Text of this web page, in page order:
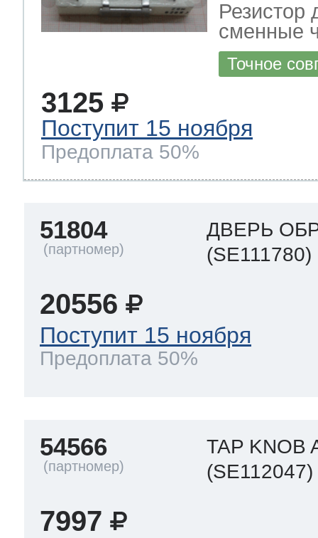
Резистор
сменные
Точное
3125
Поступит 15 ноября
Предоплата 50%
51804
ДВЕРЬ
(SE111780)
20556
Поступит 15 ноября
Предоплата 50%
54566
TAP KNOB
(SE112047)
7997